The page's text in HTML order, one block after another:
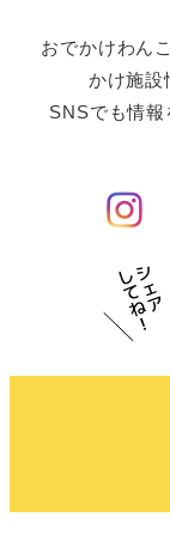
おでかけわん
かけ施設
SNSでも情